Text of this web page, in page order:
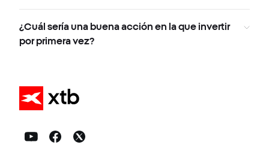
¿Cuál sería una buena acción en la que invertir
por primera vez?